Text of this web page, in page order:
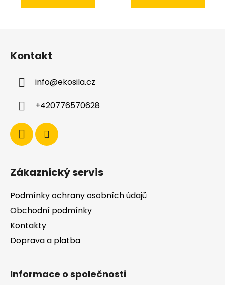
Kontakt
info@ekosila.cz
+420776570628
Zákaznický servis
Podmínky ochrany osobních údajů
Obchodní podmínky
Kontakty
Doprava a platba
Informace o společnosti